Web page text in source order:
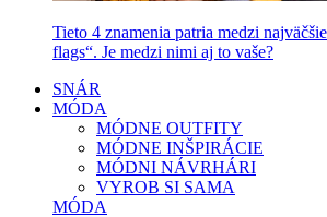
Tieto 4 znamenia patria medzi
flags“. Je medzi nimi aj to vaše?
SNÁR
MÓDA
MÓDNE OUTFITY
MÓDNE INŠPIRÁCIE
MÓDNI NÁVRHÁRI
VYROB SI SAMA
MÓDA